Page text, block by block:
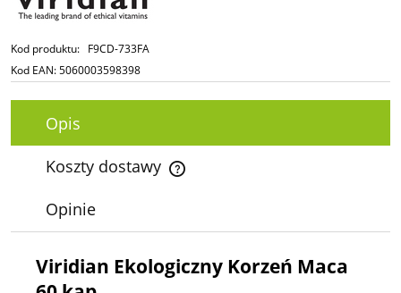
Kod produktu: F9CD-733FA
Kod EAN:5060003598398
Opis
Koszty dostawy
Cena nie zawiera ewentualnych kosztów płatności
Opinie
Viridian Ekologiczny Korzeń Maca